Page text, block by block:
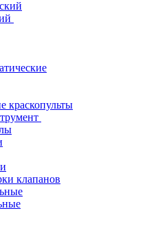
краскопульты
клапанов